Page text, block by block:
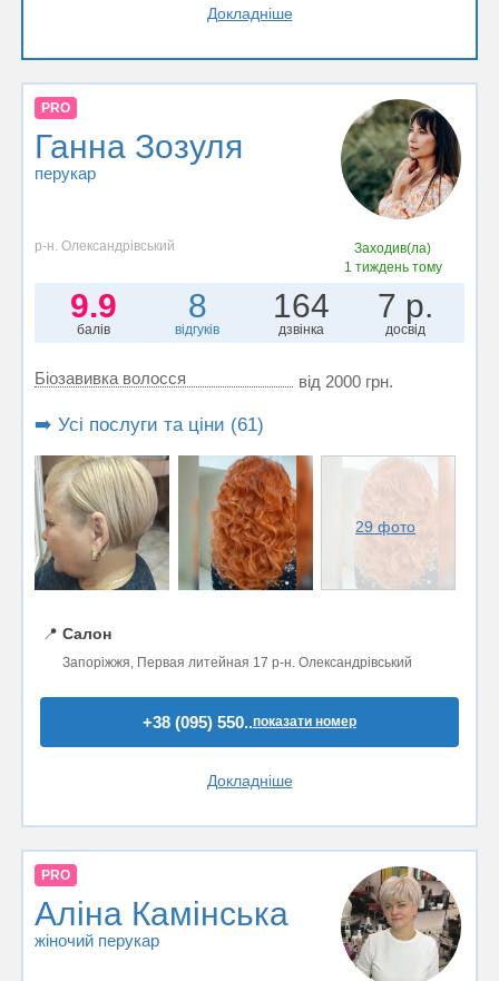
Докладніше
PRO
Ганна Зозуля
перукар
р-н. Олександрівський
Заходив(ла)
1 тиждень тому
9.9
балів
8
відгуків
164
дзвінка
7 р.
досвід
Біозавивка волосся від 2000 грн.
➡️ Усі послуги та ціни (61)
29 фото
📍 Салон
Запоріжжя, Первая литейная 17 р-н. Олександрівський
+38 (095) 550..показати номер
Докладніше
PRO
Аліна Камінська
жіночий перукар